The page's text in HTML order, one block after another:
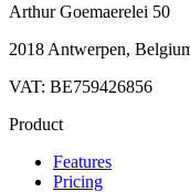
Arthur Goemaerelei 50
2018 Antwerpen,
VAT: BE759426856
Product
Features
Pricing